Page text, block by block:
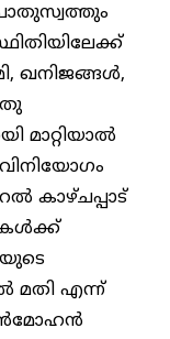
ഖനിജങ്ങള്‍,
മാറ്റിയാല്‍
കാഴ്ചപ്പാട്
മതി എന്ന്
മൻമോഹൻ